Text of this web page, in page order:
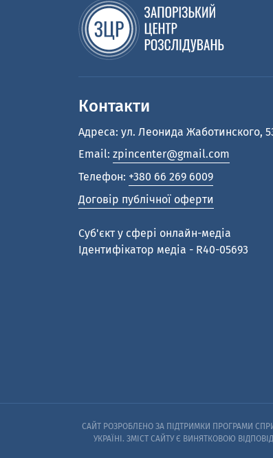
Контакти
Адреса: ул. Леонида Жаботинского,
Email: zpincenter@gmail.com
Телефон: +380 66 269 6009
Договір публічної оферти
Cуб'єкт у сфері онлайн-медіа
Ідентифікатор медіа - R40-05693
САЙТ РОЗРОБЛЕНО ЗА ПІДТРИМКИ ПРОГРАМИ
УКРАЇНІ. ЗМІСТ САЙТУ Є ВИНЯТКОВОЮ